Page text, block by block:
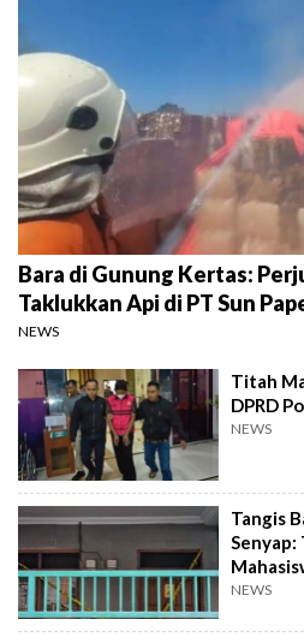
Bara di Gunung Kertas:
Taklukkan Api di PT Sun
NEWS
Titah
DPRD
NEWS
Tangis
Senyap:
Surabaya
NEWS